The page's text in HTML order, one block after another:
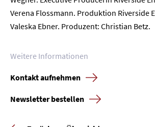
Verena Flossmann. Produktion Riverside
Valeska Ebner. Produzent: Christian Betz.
Weitere Informationen
Kontakt aufnehmen
Newsletter bestellen
Newsletter Datenschutz Impressum